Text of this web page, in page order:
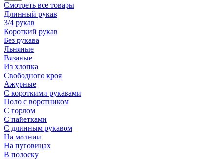
Смотреть все товары
Длинный рукав
3/4 рукав
Короткий рукав
Без рукава
Льняные
Вязаные
Из хлопка
Свободного кроя
Ажурные
С короткими рукавами
Поло с воротником
С горлом
С пайетками
С длинным рукавом
На молнии
На пуговицах
В полоску